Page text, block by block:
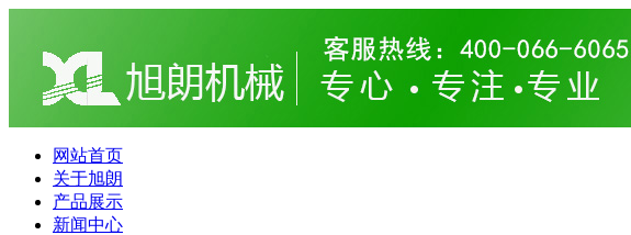
网站首页
关于旭朗
产品展示
新闻中心